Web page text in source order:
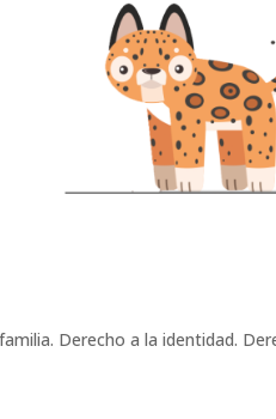
Derecho a la identidad.